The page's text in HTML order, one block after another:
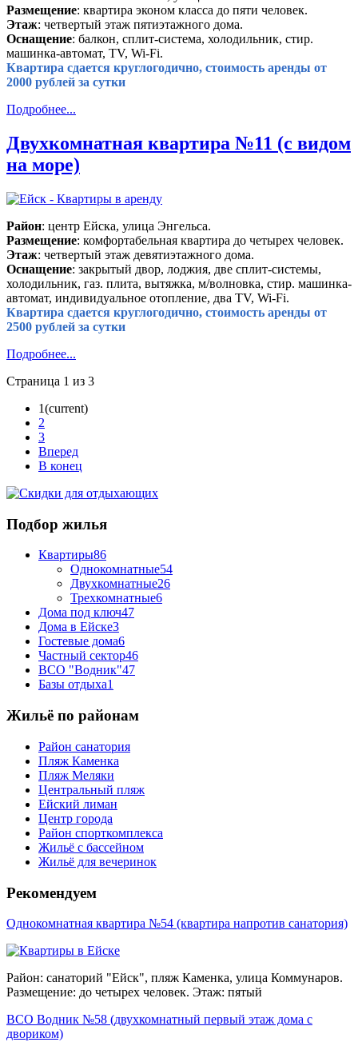
Размещение: квартира эконом класса до пяти человек.
Этаж: четвертый этаж пятиэтажного дома.
Оснащение: балкон, сплит-система, холодильник, стир.
машинка-автомат, TV, Wi-Fi.
Квартира сдается круглогодично, стоимость аренды от
2000 рублей за сутки
Подробнее...
Двухкомнатная квартира №11 (с видом
на море)
Район: центр Ейска, улица Энгельса.
Размещение: комфортабельная квартира до четырех человек.
Этаж: четвертый этаж девятиэтажного дома.
Оснащение: закрытый двор, лоджия, две сплит-системы,
холодильник, газ. плита, вытяжка, м/волновка, стир. машинка-
автомат, индивидуальное отопление, два TV, Wi-Fi.
Квартира сдается круглогодично, стоимость аренды от
2500 рублей за сутки
Подробнее...
Страница 1 из 3
1(current)
2
3
Вперед
В конец
Подбор жилья
Квартиры86
Однокомнатные54
Двухкомнатные26
Трехкомнатные6
Дома под ключ47
Дома в Ейске3
Гостевые дома6
Частный сектор46
ВСО "Водник"47
Базы отдыха1
Жильё по районам
Район санатория
Пляж Каменка
Пляж Меляки
Центральный пляж
Ейский лиман
Центр города
Район спорткомплекса
Жильё с бассейном
Жильё для вечеринок
Рекомендуем
Однокомнатная квартира №54 (квартира напротив санатория)
Район: санаторий "Ейск", пляж Каменка, улица Коммунаров.
Размещение: до четырех человек. Этаж: пятый
ВСО Водник №58 (двухкомнатный первый этаж дома с
двориком)